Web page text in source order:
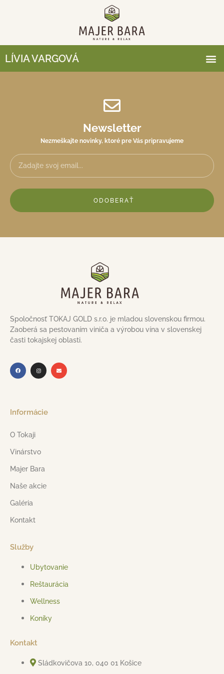
LÍVIA VARGOVÁ
Newsletter
Nezmeškajte novinky, ktoré pre Vás pripravujeme
ODOBERAŤ
Spoločnosť TOKAJ GOLD s.r.o. je mladou slovenskou firmou.
Zaoberá sa pestovaním viniča a výrobou vína v slovenskej
časti tokajskej oblasti.
Informácie
O Tokaji
Vinárstvo
Majer Bara
Naše akcie
Galéria
Kontakt
Služby
Ubytovanie
Reštaurácia
Wellness
Koníky
Kontakt
Sládkovičova 10, 040 01 Košice